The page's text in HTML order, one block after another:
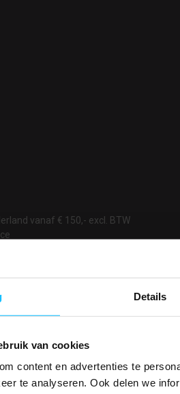
Details
van cookies
content en advertenties te
te analyseren. Ook delen we
vanaf € 150,- excl. BTW
PAK